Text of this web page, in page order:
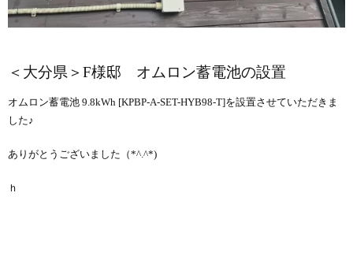
＜大分県＞F様邸 オムロン蓄電池の設置
オムロン蓄電池 9.8kWh [KPBP-A-SET-HYB98-T]を設置させていただきま
した♪
ありがとうございました（*^.^*)
ｈ